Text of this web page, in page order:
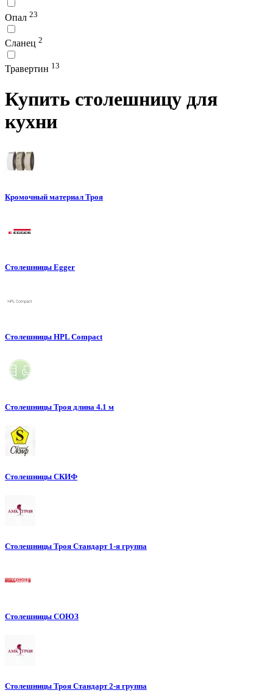
Опал 23
Сланец 2
Травертин 13
Купить столешницу для
кухни
Кромочный материал Троя
Столешницы Egger
Столешницы HPL Compact
Столешницы Троя длина 4.1 м
Столешницы СКИФ
Столешницы Троя Стандарт 1-я группа
Столешницы СОЮЗ
Столешницы Троя Стандарт 2-я группа